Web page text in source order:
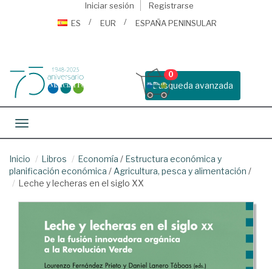
Iniciar sesión
Registrarse
ES
EUR ESPAÑA PENINSULAR
Busqueda avanzada
0
Toggle navigation
Inicio Libros Economía / Estructura económica y
planificación económica / Agricultura, pesca y alimentación /
Leche y lecheras en el siglo XX